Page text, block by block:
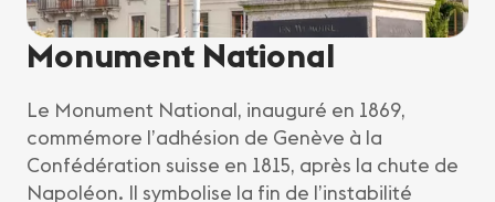
Monument National
Le Monument National, inauguré en 1869,
commémore l’adhésion de Genève à la
Confédération suisse en 1815, après la chute de
Napoléon. Il symbolise la fin de l’instabilité